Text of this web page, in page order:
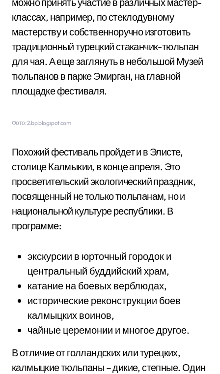
классах, например, по стеклодувному
мастерству и собственноручно изготовить
традиционный турецкий стаканчик-тюльпан
для чая. А еще заглянуть в небольшой Музей
тюльпанов в парке Эмирган, на главной
площадке фестиваля.
Фото: 2.bp.blogspot.com
Похожий фестиваль пройдет и в Элисте,
столице Калмыкии, в конце апреля. Это
просветительский экологический праздник,
посвященный не только тюльпанам, но и
национальной культуре республики. В
программе:
экскурсии в юрточный городок и
центральный буддийский храм,
катание на боевых верблюдах,
исторические реконструкции боев
калмыцких воинов,
чайные церемонии и многое другое.
В отличие от голландских или турецких,
калмыцкие тюльпаны – дикие, степные. Один